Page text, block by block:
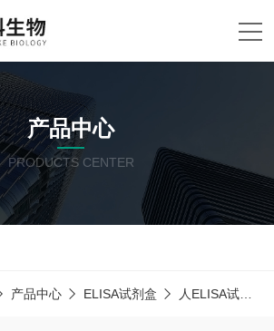
产品中心
PRODUCTS CENTER
产品中心 ELISA试剂盒 人ELISA试剂盒